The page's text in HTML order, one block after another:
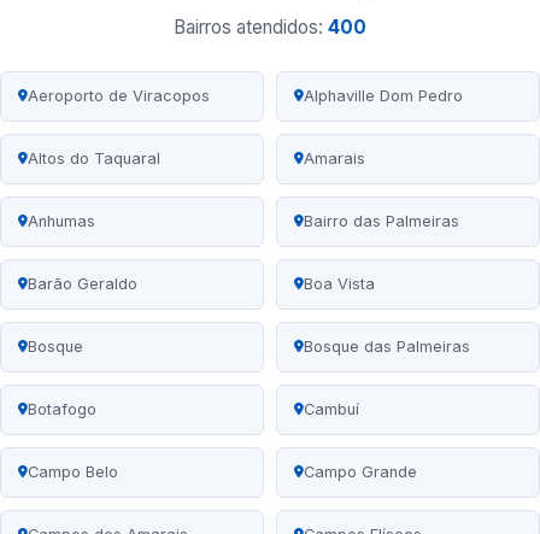
Bairros atendidos: 400
Aeroporto de Viracopos Alphaville Dom Pedro
Altos do Taquaral Amarais
Anhumas Bairro das Palmeiras
Barão Geraldo Boa Vista
Bosque Bosque das Palmeiras
Botafogo Cambuí
Campo Belo Campo Grande